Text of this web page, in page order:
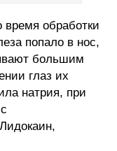
обработки
попало в нос,
большим
глаз их
натрия, при